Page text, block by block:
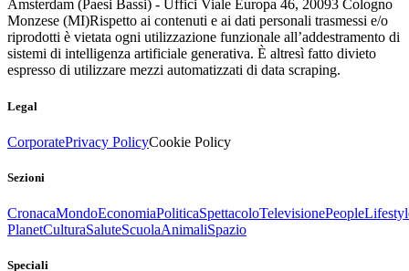
Amsterdam (Paesi Bassi) - Uffici Viale Europa 46, 20093 Cologno
Monzese (MI)Rispetto ai contenuti e ai dati personali trasmessi e/o
riprodotti è vietata ogni utilizzazione funzionale all’addestramento di
sistemi di intelligenza artificiale generativa. È altresì fatto divieto
espresso di utilizzare mezzi automatizzati di data scraping.
Legal
CorporatePrivacy PolicyCookie Policy
Sezioni
CronacaMondoEconomiaPoliticaSpettacoloTelevisionePeople
PlanetCulturaSaluteScuolaAnimaliSpazio
Speciali